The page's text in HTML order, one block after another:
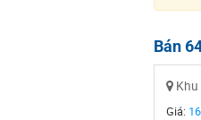
Bán
Giá: